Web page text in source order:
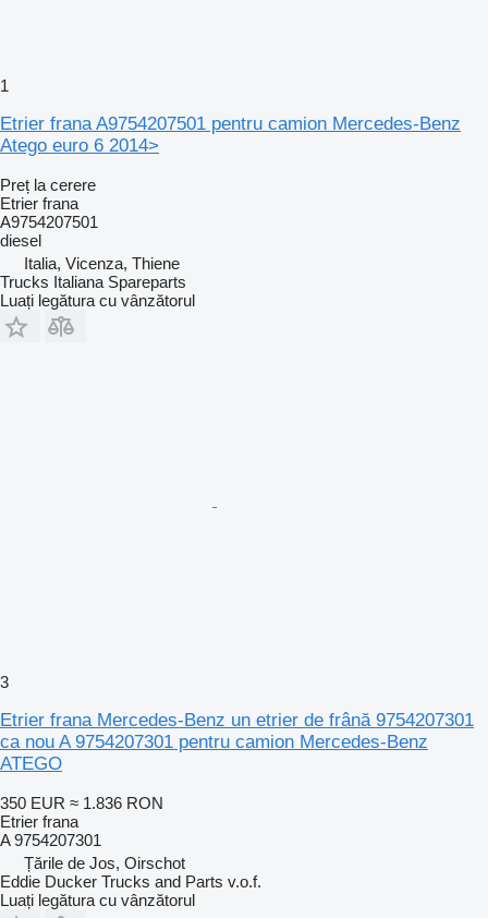
1
Etrier frana A9754207501 pentru camion Mercedes-Benz
Atego euro 6 2014>
Preț la cerere
Etrier frana
A9754207501
diesel
Italia, Vicenza, Thiene
Trucks Italiana Spareparts
Luați legătura cu vânzătorul
3
Etrier frana Mercedes-Benz un etrier de frână 9754207301
ca nou A 9754207301 pentru camion Mercedes-Benz
ATEGO
350 EUR ≈ 1.836 RON
Etrier frana
A 9754207301
Țările de Jos, Oirschot
Eddie Ducker Trucks and Parts v.o.f.
Luați legătura cu vânzătorul